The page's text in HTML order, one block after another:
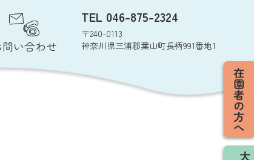
問い合わせ
TEL 046-875-2324
〒240-0113
神奈川県三浦郡葉山町長柄991番地1